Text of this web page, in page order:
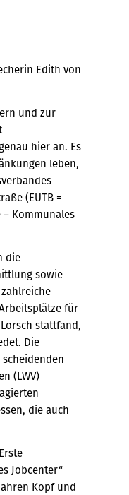
Edith von
und zur
hier an. Es
leben,
(EUTB =
– Kommunales
die
sowie
für
stattfand,
Die
(LWV)
die auch
Jobcenter“
Kopf und